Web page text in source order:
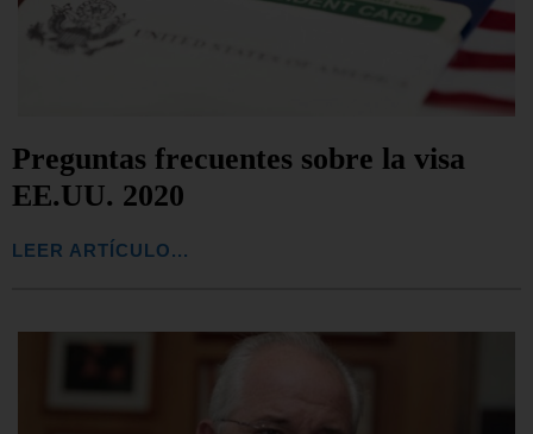
Preguntas frecuentes sobre la visa
EE.UU. 2020
LEER ARTÍCULO...